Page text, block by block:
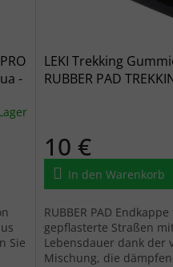
-
Sie
LEKI Trekking
RUBBER PAD
10 €
In den Warenkorb
RUBBER PAD
gepflasterte Straßen
Lebensdauer dank der
Mischung, die